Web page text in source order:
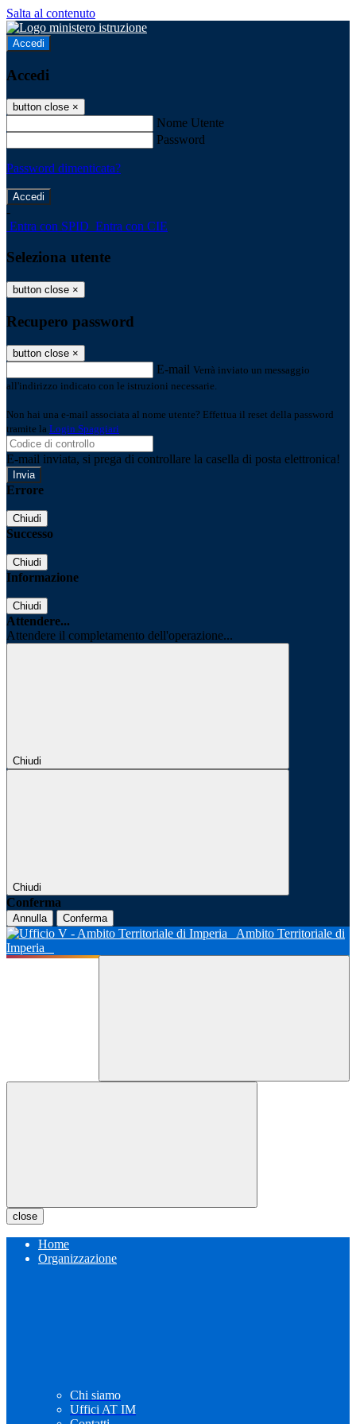
Salta al contenuto
Accedi
Accedi
button close ×
Nome Utente
Password
Password dimenticata?
-
Entra con SPID Entra con CIE
Seleziona utente
button close ×
Recupero password
button close ×
E-mail Verrà inviato un messaggio
all'indirizzo indicato con le istruzioni necessarie.
Non hai una e-mail associata al nome utente? Effettua il reset della password
tramite la Login Spaggiari
E-mail inviata, si prega di controllare la casella di posta elettronica!
Errore
Chiudi
Successo
Chiudi
Informazione
Chiudi
Attendere...
Attendere il completamento dell'operazione...
Chiudi
Chiudi
Conferma
Annulla Conferma
Ambito Territoriale di
Imperia
close
Home
Organizzazione
Chi siamo
Uffici AT IM